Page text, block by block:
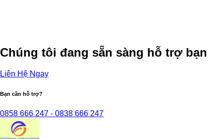
Chúng tôi đang sẵn sàng hỗ trợ bạn
Liên Hệ Ngay
Bạn cần hỗ trợ?
0858 666 247 - 0838 666 247